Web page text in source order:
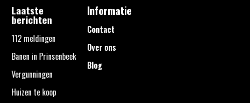
Laatste
berichten
112 meldingen
Banen in Prinsenbeek
Vergunningen
Huizen te koop
Informatie
Contact
Over ons
Blog